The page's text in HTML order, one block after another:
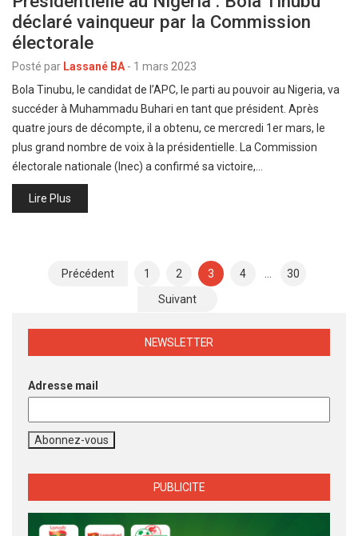
déclaré vainqueur par la Commission
électorale
Posté par Lassané BA - 1 mars 2023
Bola Tinubu, le candidat de l’APC, le parti au pouvoir au Nigeria, va
succéder à Muhammadu Buhari en tant que président. Après
quatre jours de décompte, il a obtenu, ce mercredi 1er mars, le
plus grand nombre de voix à la présidentielle. La Commission
électorale nationale (Inec) a confirmé sa victoire,…
Lire Plus
Pagination
publications
Précédent 1 2 3 4
30
Suivant
NEWSLETTER
Adresse mail
PUBLICITE